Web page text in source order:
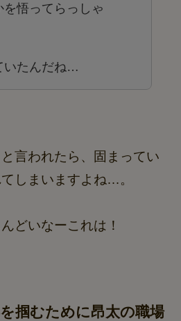
を悟ってらっしゃ
いたんだね…
言われたら、固まってい
しまいますよね…。
どいなーこれは！
掴むために昂太の職場